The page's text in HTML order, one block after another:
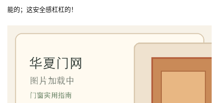
系
能的；这安全感杠杠的！